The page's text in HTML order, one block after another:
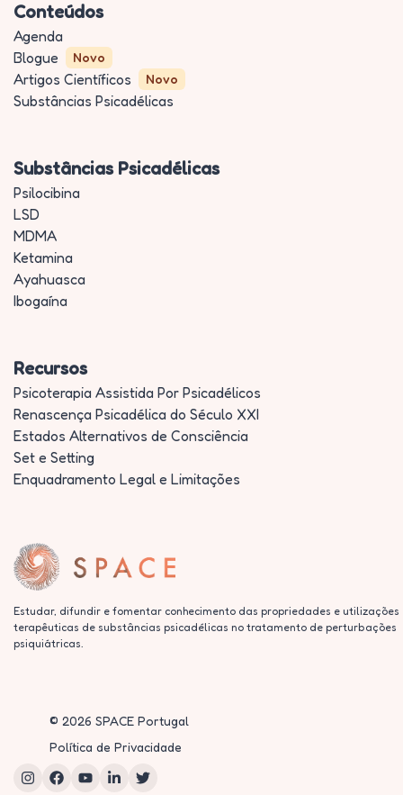
Conteúdos
Agenda
Blogue
Novo
Artigos Científicos Novo
Substâncias Psicadélicas
Substâncias Psicadélicas
Psilocibina
LSD
MDMA
Ketamina
Ayahuasca
Ibogaína
Recursos
Psicoterapia Assistida Por Psicadélicos
Renascença Psicadélica do Século XXI
Estados Alternativos de Consciência
Set e Setting
Enquadramento Legal e Limitações
Estudar, difundir e fomentar conhecimento das propriedades e utilizações
terapêuticas de substâncias psicadélicas no tratamento de perturbações
psiquiátricas.
© 2026 SPACE Portugal
Política de Privacidade
Instagram
Facebook
YouTube
LinkedInTwitter